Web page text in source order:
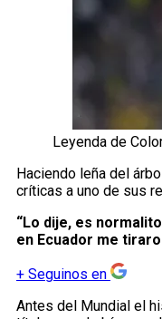
Leyenda de
Haciendo leña del
críticas a uno de sus
“Lo dije, es
en Ecuador me
+ Seguinos en
Antes del Mundial el